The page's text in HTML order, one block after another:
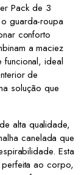
Pack de 3
guarda-roupa
conforto
a maciez
ideal
de
solução que
alta qualidade,
canelada que
Esta
perfeita ao corpo,